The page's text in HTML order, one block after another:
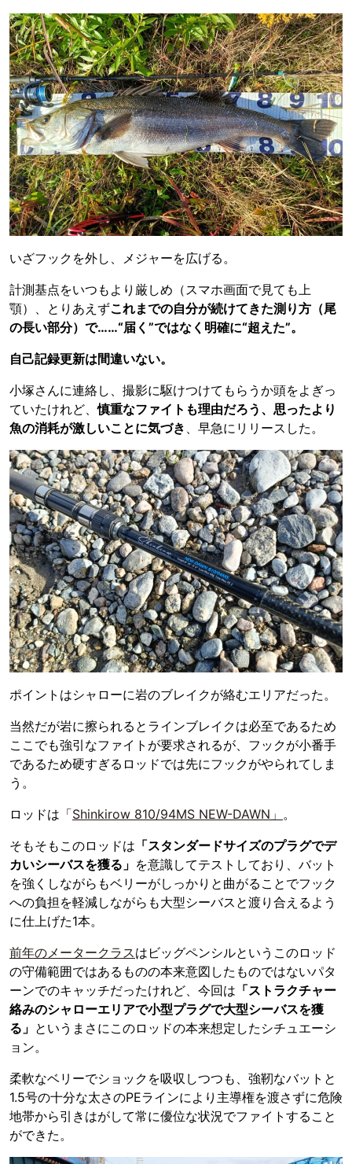
いざフックを外し、メジャーを広げる。
計測基点をいつもより厳しめ（スマホ画面で見ても上
顎）、とりあえずこれまでの自分が続けてきた測り方（尾
の長い部分）で……“届く”ではなく明確に“超えた”。
自己記録更新は間違いない。
小塚さんに連絡し、撮影に駆けつけてもらうか頭をよぎっ
ていたけれど、慎重なファイトも理由だろう、思ったより
魚の消耗が激しいことに気づき 、早急にリリースした。
ポイントはシャローに岩のブレイクが絡むエリアだった。
当然だが岩に擦られるとラインブレイクは必至であるため
ここでも強引なファイトが要求されるが、フックが小番手
であるため硬すぎるロッドでは先にフックがやられてしま
う。
ロッドは「Shinkirow 810/94MS NEW-DAWN」 。
そもそもこのロッドは 「スタンダードサイズのプラグでデ
カいシーバスを獲る」 を意識してテストしており、バット
を強くしながらもベリーがしっかりと曲がることでフック
への負担を軽減しながらも大型シーバスと渡り合えるよう
に仕上げた1本。
前年のメータークラスはビッグペンシルというこのロッド
の守備範囲ではあるものの本来意図したものではないパタ
ーンでのキャッチだったけれど、今回は 「ストラクチャー
絡みのシャローエリアで小型プラグで大型シーバスを獲
る」 というまさにこのロッドの本来想定したシチュエーシ
ョン。
柔軟なベリーでショックを吸収しつつも、強靭なバットと
1.5号の十分な太さのPEラインにより主導権を渡さずに危険
地帯から引きはがして常に優位な状況でファイトすること
ができた。